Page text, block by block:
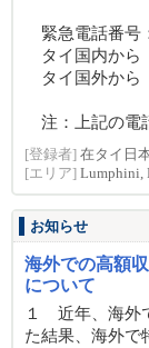
緊急電話番号
タイ国内か
タイ国外から
注：上記の電
[登録者] 在タイ日
[エリア] Lumphini,
お知らせ
海外での高額
について
１ 近年、海外
た結果、海外で